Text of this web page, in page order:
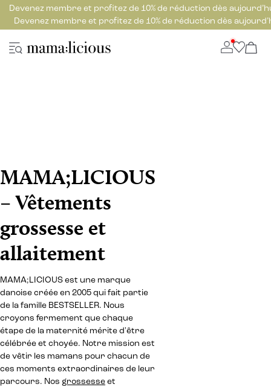
Devenez membre et profitez de 10% de réduction dès
Devenez membre et profitez de 10% de réduction dès
MAMA;LICIOUS
– Vêtements
grossesse et
allaitement
MAMA;LICIOUS est une marque
danoise créée en 2005 qui fait partie
de la famille BESTSELLER. Nous
croyons fermement que chaque
étape de la maternité mérite d'être
célébrée et choyée. Notre mission est
de vêtir les mamans pour chacun de
ces moments extraordinaires de leur
parcours. Nos grossesse et